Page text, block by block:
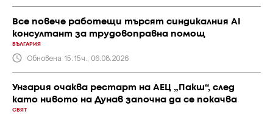
Все повече работещи търсят синдикалния AI
консултант за трудовоправна помощ
БЪЛГАРИЯ
Обновена 15:15ч., 06.08.2026
Унгария очаква рестарт на АЕЦ „Пакш“, след
като нивото на Дунав започна да се покачва
СВЯТ